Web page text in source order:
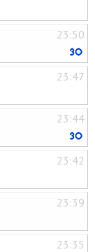
23:50
23:47
23:44
23:42
23:39
23:35